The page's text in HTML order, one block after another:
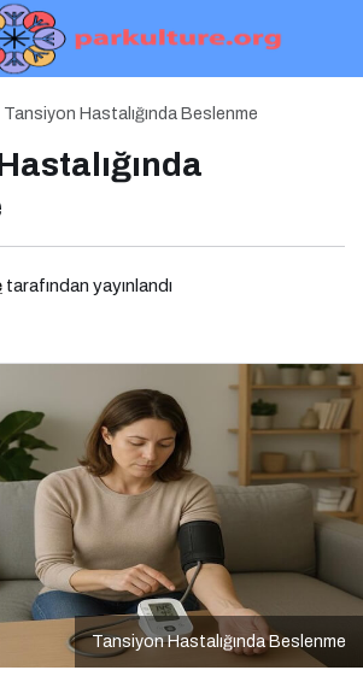
Tansiyon Hastalığında Beslenme
tarafından yayınlandı
Tansiyon Hastalığında Beslenme
Beslenme Yorum Yap